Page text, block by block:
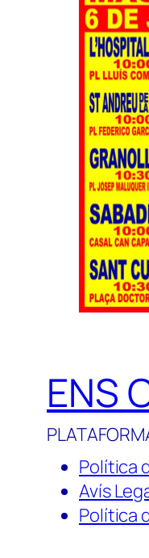
ENS
Política
Avís
Política